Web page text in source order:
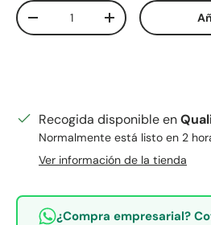
Cant.
Disminuir cantidadAumentar la
Recogida disponible en
Normalmente está listo en 2
Ver información de la tienda
¿Compra empresarial?